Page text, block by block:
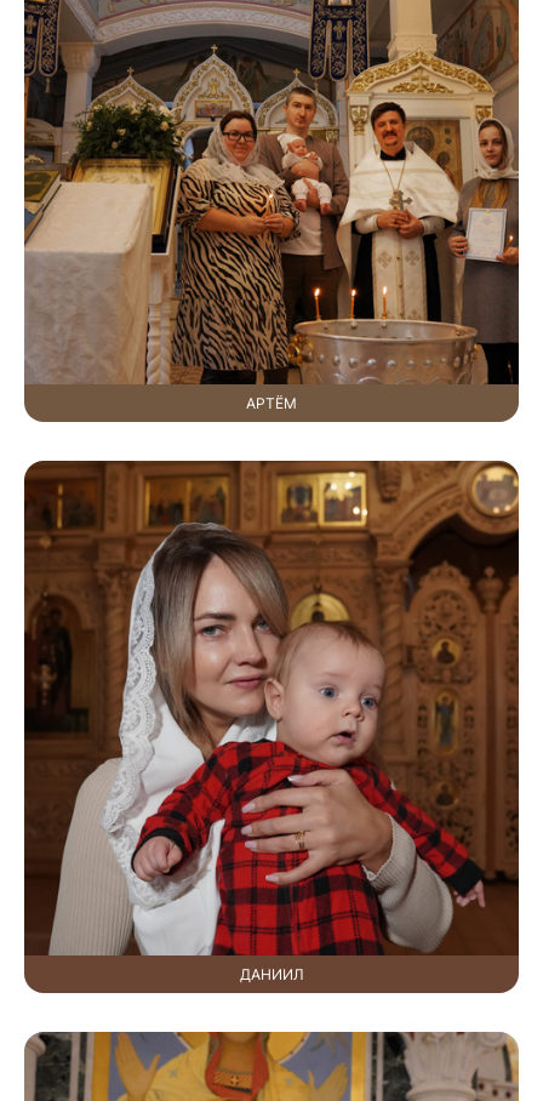
АРТЁМ
ДАНИИЛ